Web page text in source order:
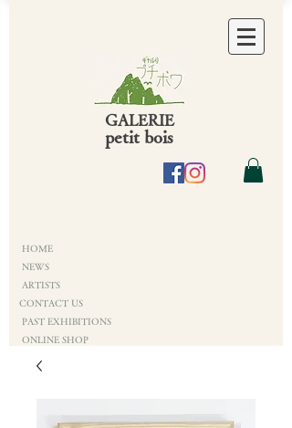
GALERIE
petit bois
HOME
NEWS
ARTISTS
CONTACT US
PAST EXHIBITIONS
ONLINE SHOP